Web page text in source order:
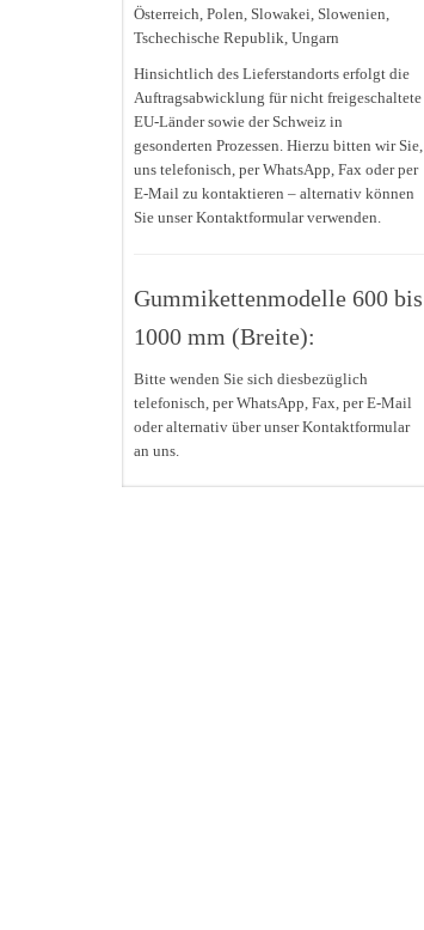
Österreich, Polen, Slowakei, Slowenien,
Tschechische Republik, Ungarn
Hinsichtlich des Lieferstandorts erfolgt die
Auftragsabwicklung für nicht freigeschaltete
EU-Länder sowie der Schweiz in
gesonderten Prozessen. Hierzu bitten wir Sie,
uns telefonisch, per WhatsApp, Fax oder per
E-Mail zu kontaktieren – alternativ können
Sie unser Kontaktformular verwenden.
Gummikettenmodelle 600 bis
1000 mm (Breite):
Bitte wenden Sie sich diesbezüglich
telefonisch, per WhatsApp, Fax, per E-Mail
oder alternativ über unser Kontaktformular
an uns.